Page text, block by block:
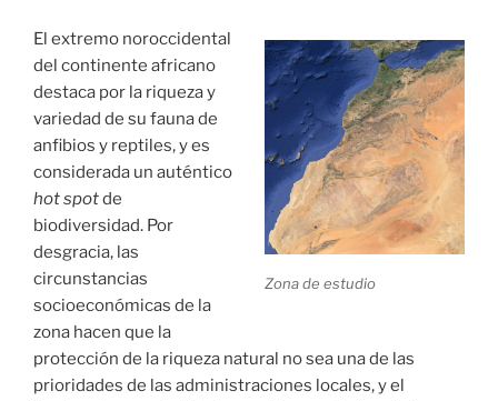
Zona de estudio
El extremo noroccidental
del continente africano
destaca por la riqueza y
variedad de su fauna de
anfibios y reptiles, y es
considerada un auténtico
hot spotde
biodiversidad. Por
desgracia, las
circunstancias
socioeconómicas de la
zona hacen que la
protección de la riqueza natural no sea una de las
prioridades de las administraciones locales, y el